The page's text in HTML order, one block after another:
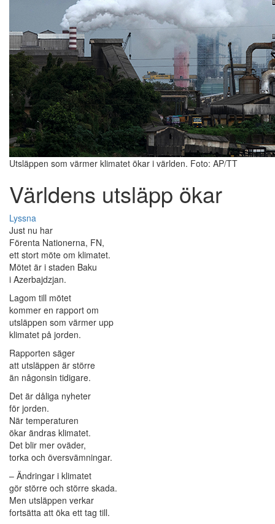
Utsläppen som värmer klimatet ökar i världen. Foto: AP/TT
Världens utsläpp ökar
Lyssna
Just nu har
Förenta Nationerna, FN,
ett stort möte om klimatet.
Mötet är i staden Baku
i Azerbajdzjan.
Lagom till mötet
kommer en rapport om
utsläppen som värmer upp
klimatet på jorden.
Rapporten säger
att utsläppen är större
än någonsin tidigare.
Det är dåliga nyheter
för jorden.
När temperaturen
ökar ändras klimatet.
Det blir mer oväder,
torka och översvämningar.
– Ändringar i klimatet
gör större och större skada.
Men utsläppen verkar
fortsätta att öka ett tag till.